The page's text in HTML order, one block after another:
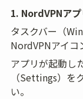
1. NordVPNア
タスクバー（
NordVPNアイコ
アプリが起動し
（Settings）を
い。